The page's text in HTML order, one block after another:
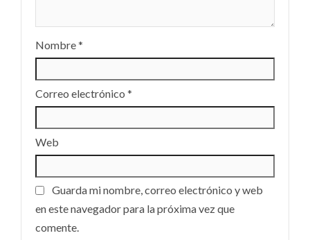
Nombre*
Correo electrónico *
Web
Guarda mi nombre, correo electrónico y web
en este navegador para la próxima vez que
comente.